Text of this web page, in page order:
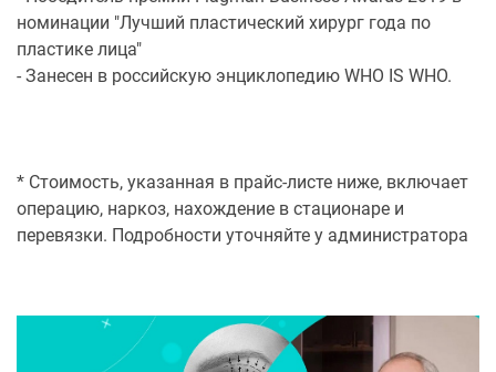
номинации "Лучший пластический хирург года по
пластике лица"
- Занесен в российскую энциклопедию WHO IS WHO.
* Стоимость, указанная в прайс-листе ниже, включает
операцию, наркоз, нахождение в стационаре и
перевязки. Подробности уточняйте у администратора